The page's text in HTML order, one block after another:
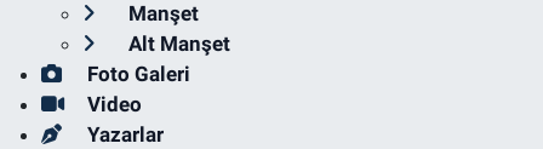
Manşet
Alt Manşet
Foto Galeri
Video
Yazarlar